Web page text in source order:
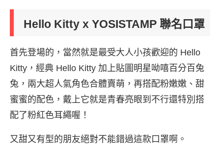
Hello Kitty x YOSISTAMP 聯名口罩
首先登場的，當然就是最受大人小孩歡迎的 Hello
Kitty，經典 Hello Kitty 加上貼圖明星呦嘻百分百兔
兔，兩大超人氣角色合體賣萌，再搭配粉嫩嫩、甜
蜜蜜的配色，戴上它就是青春亮眼到不行還特別搭
配了粉紅色耳繩喔！
又甜又有型的朋友絕對不能錯過這款口罩啊 。